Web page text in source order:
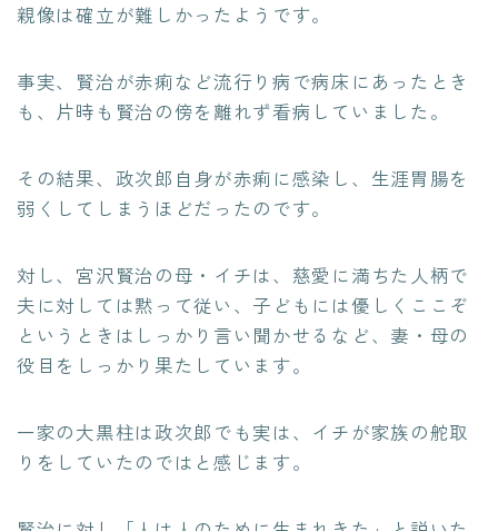
親像は確立が難しかったようです。
事実、賢治が赤痢など流行り病で病床にあったとき
も、片時も賢治の傍を離れず看病していました。
その結果、政次郎自身が赤痢に感染し、生涯胃腸を
弱くしてしまうほどだったのです。
対し、宮沢賢治の母・イチは、慈愛に満ちた人柄で
夫に対しては黙って従い、子どもには優しくここぞ
というときはしっかり言い聞かせるなど、妻・母の
役目をしっかり果たしています。
一家の大黒柱は政次郎でも実は、イチが家族の舵取
りをしていたのではと感じます。